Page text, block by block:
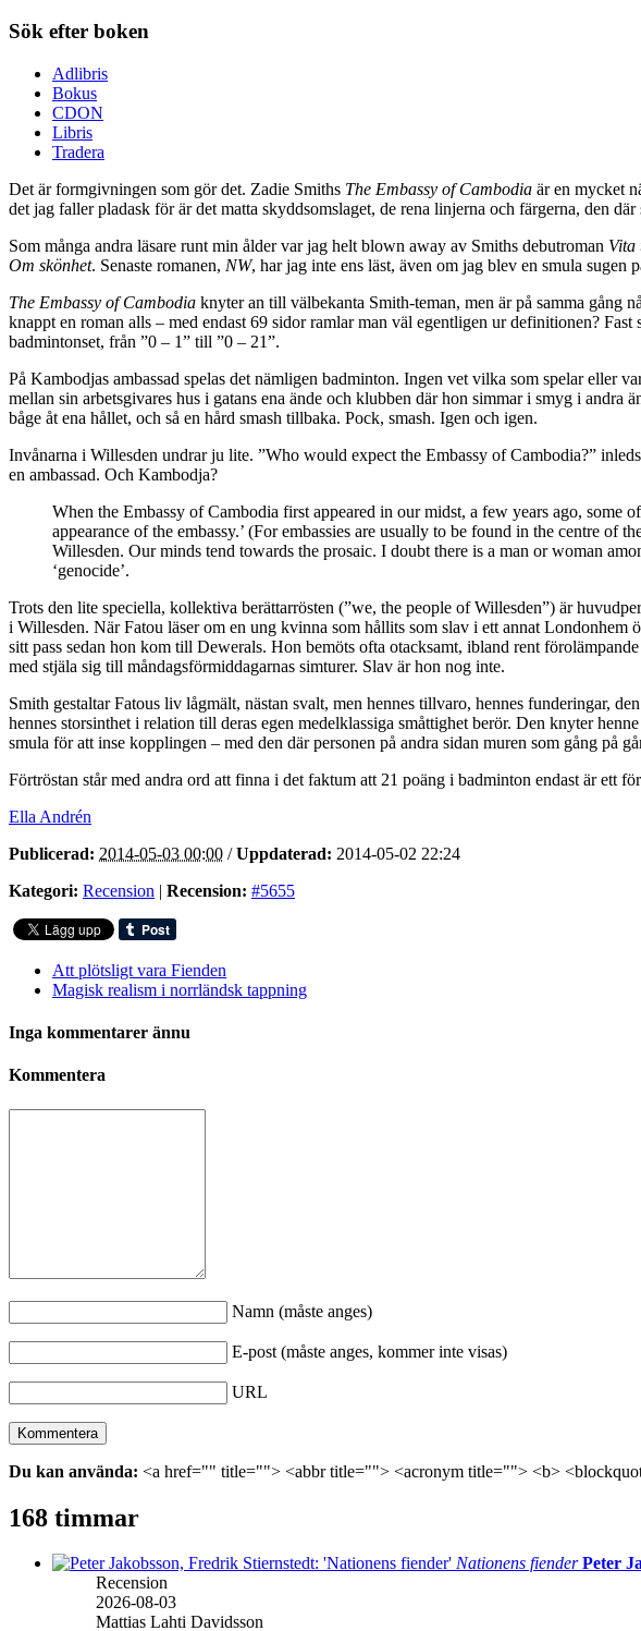
Sök efter boken
Adlibris
Bokus
CDON
Libris
Tradera
Det är formgivningen som gör det. Zadie Smiths The Embassy of Cambodia är en mycket
det jag faller pladask för är det matta skyddsomslaget, de rena linjerna och färgerna, den
Som många andra läsare runt min ålder var jag helt blown away av Smiths debutroman Vita
Om skönhet. Senaste romanen, NW, har jag inte ens läst, även om jag blev en smula sugen
The Embassy of Cambodia knyter an till välbekanta Smith-teman, men är på samma gång
knappt en roman alls – med endast 69 sidor ramlar man väl egentligen ur definitionen?
badmintonset, från ”0 – 1” till ”0 – 21”.
På Kambodjas ambassad spelas det nämligen badminton. Ingen vet vilka som spelar eller
mellan sin arbetsgivares hus i gatans ena ände och klubben där hon simmar i smyg i
båge åt ena hållet, och så en hård smash tillbaka. Pock, smash. Igen och igen.
Invånarna i Willesden undrar ju lite. ”Who would expect the Embassy of Cambodia?”
en ambassad. Och Kambodja?
When the Embassy of Cambodia first appeared in our midst, a few years ago, some
appearance of the embassy.’ (For embassies are usually to be found in the centre
Willesden. Our minds tend towards the prosaic. I doubt there is a man or woman
‘genocide’.
Trots den lite speciella, kollektiva berättarrösten (”we, the people of Willesden”) är
i Willesden. När Fatou läser om en ung kvinna som hållits som slav i ett annat
sitt pass sedan hon kom till Dewerals. Hon bemöts ofta otacksamt, ibland rent
med stjäla sig till måndagsförmiddagarnas simturer. Slav är hon nog inte.
Smith gestaltar Fatous liv lågmält, nästan svalt, men hennes tillvaro, hennes funderingar,
hennes storsinthet i relation till deras egen medelklassiga småttighet berör. Den knyter
smula för att inse kopplingen – med den där personen på andra sidan muren som gång på
Förtröstan står med andra ord att finna i det faktum att 21 poäng i badminton endast är ett
Ella Andrén
Publicerad: 2014-05-03 00:00 /Uppdaterad: 2014-05-02 22:24
Kategori: Recension | Recension: #5655
Att plötsligt vara Fienden
Magisk realism i norrländsk tappning
Inga kommentarer ännu
Kommentera
Namn (måste anges)
E-post (måste anges, kommer inte visas)
URL
Du kan använda: <a href="" title=""> <abbr title=""> <acronym title=""> <b>
168 timmar
Nationens fiender Peter
Recension
2026-08-03
Mattias Lahti Davidsson